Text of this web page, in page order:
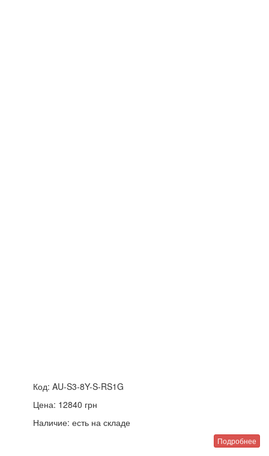
Код: AU-S3-8Y-S-RS1G
Цена: 12840 грн
Наличие: есть на складе
Подробнее